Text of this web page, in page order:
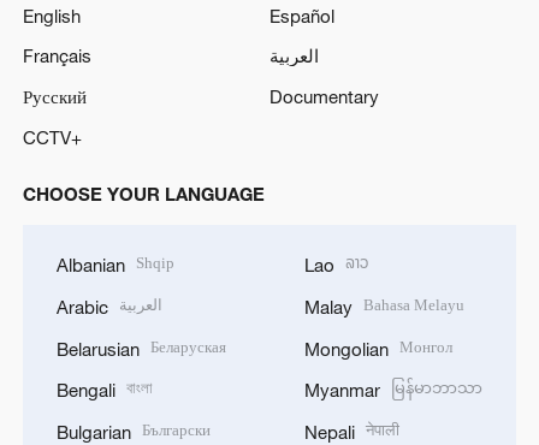
English
Español
Français
العربية
Русский
Documentary
CCTV+
CHOOSE YOUR LANGUAGE
Albanian Shqip
Arabic العربية
Belarusian Беларуская
Bengali বাংলা
Bulgarian Български
Lao ລາວ
Malay Bahasa Melayu
Mongolian Монгол
Myanmar မြန်မာဘာသာ
Nepali नेपाली